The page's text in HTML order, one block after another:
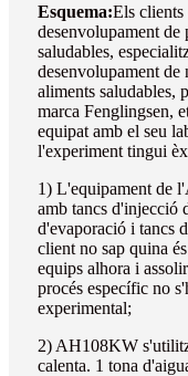
Esquema:Els clients
desenvolupament de
saludables,
desenvolupament
aliments saludables,
marca Fenglingsen,
equipat amb el seu
l'experiment tingui
1) L'equipament de
amb tancs d'injecció
d'evaporació i tancs
client no sap quina
equips alhora i
procés específic no
experimental;
2) AH108KW
calenta. 1 tona